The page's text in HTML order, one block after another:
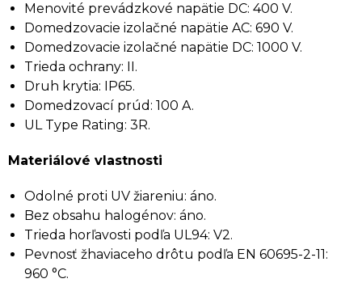
Menovité prevádzkové napätie DC: 400 V.
Domedzovacie izolačné napätie AC: 690 V.
Domedzovacie izolačné napätie DC: 1000 V.
Trieda ochrany: II.
Druh krytia: IP65.
Domedzovací prúd: 100 A.
UL Type Rating: 3R.
Materiálové vlastnosti
Odolné proti UV žiareniu: áno.
Bez obsahu halogénov: áno.
Trieda horľavosti podľa UL94: V2.
Pevnosť žhaviaceho drôtu podľa EN 60695-2-11:
960 °C.